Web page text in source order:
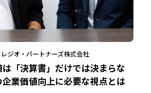
「決算書」だけでは決まらな
企業価値向上に必要な視点とは
ジオ・パートナーズ株式会社